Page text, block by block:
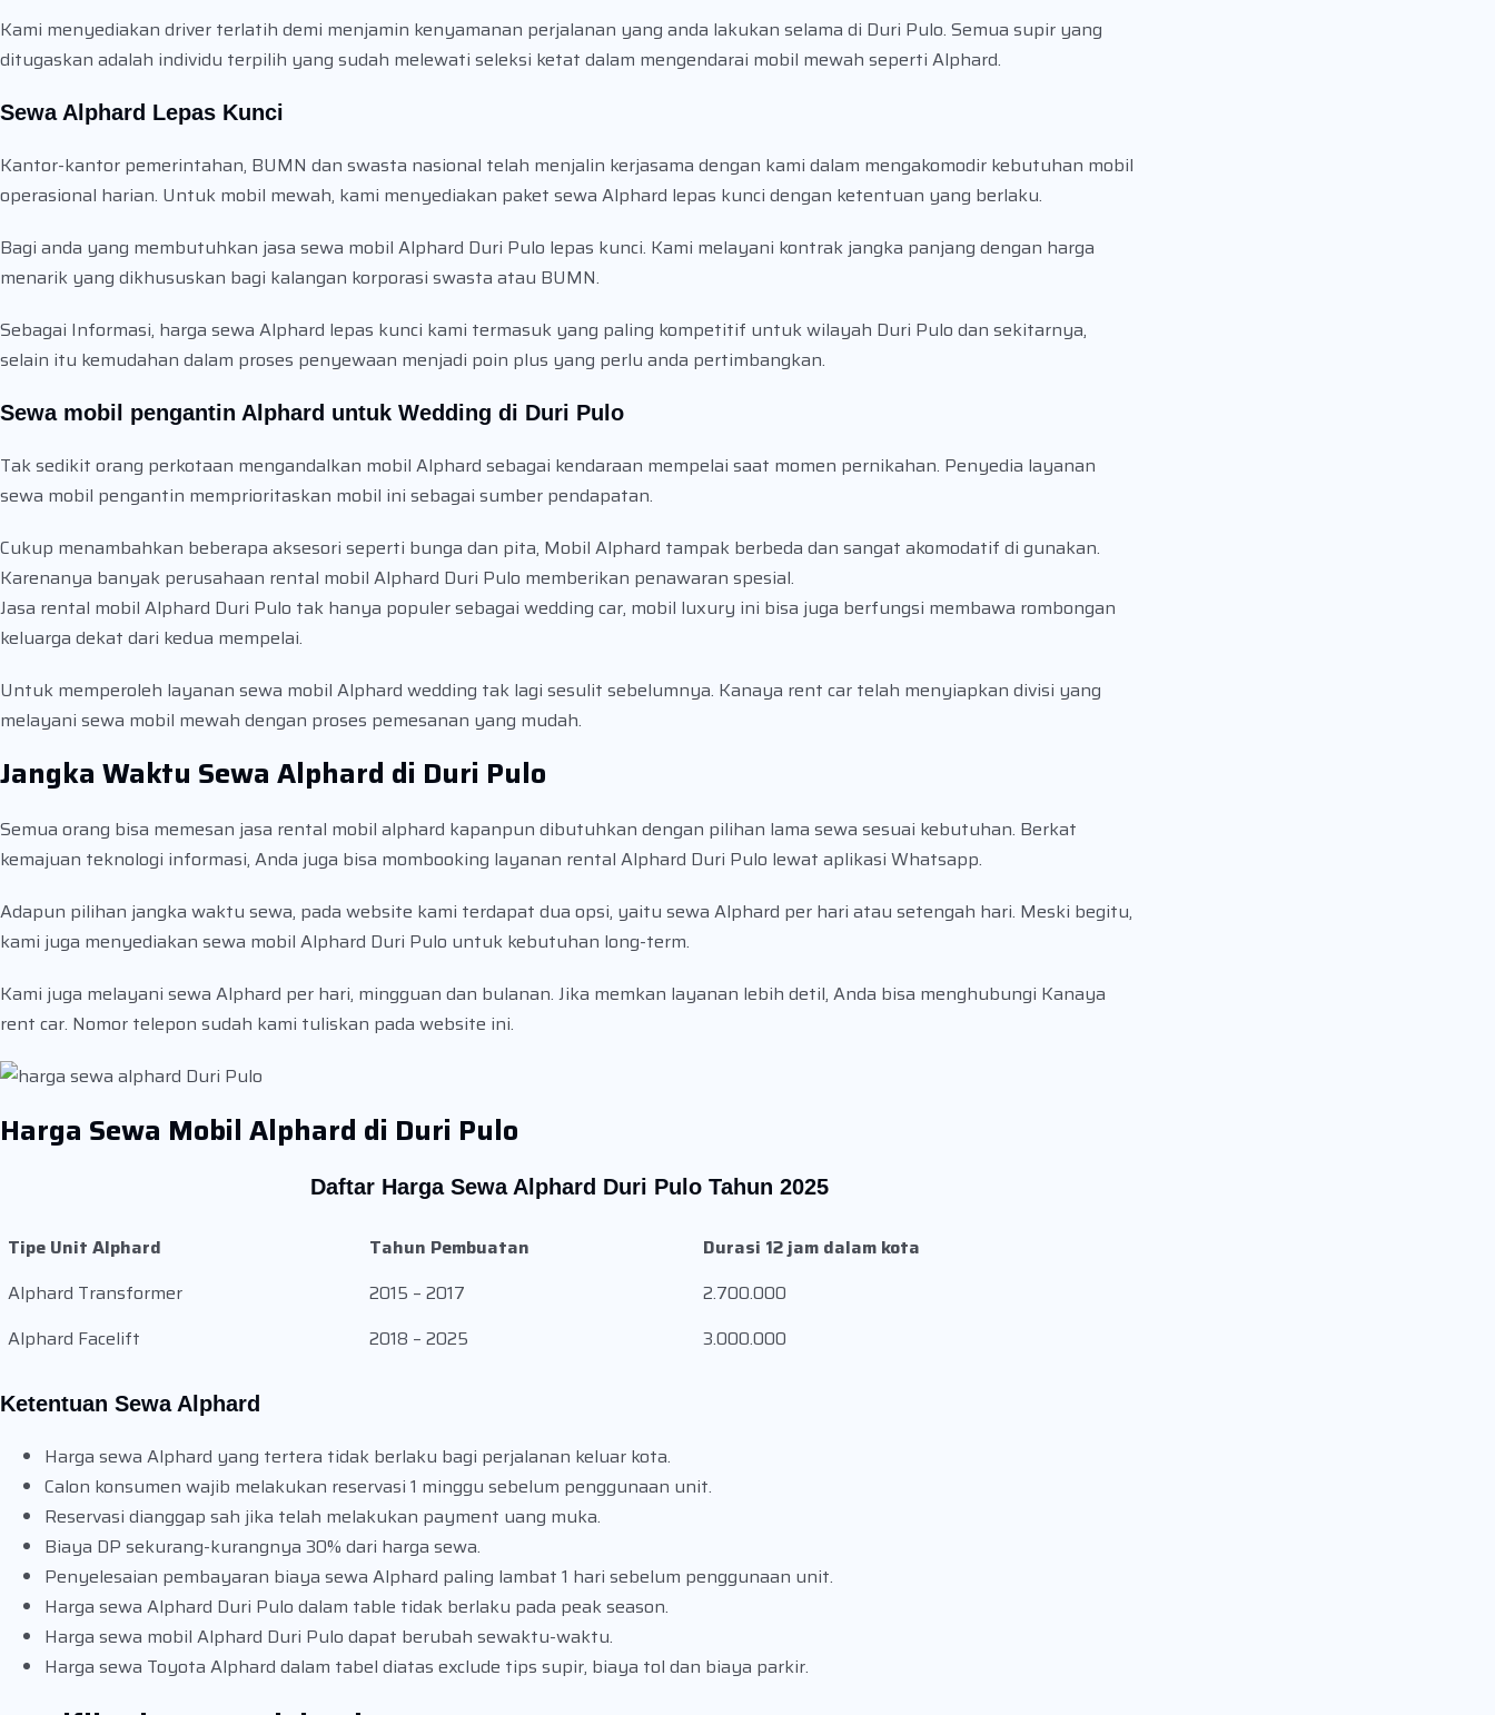
Kami menyediakan driver terlatih demi menjamin kenyamanan perjalanan yang anda lakukan selama di Duri Pulo. Semua supir yang
ditugaskan adalah individu terpilih yang sudah melewati seleksi ketat dalam mengendarai mobil mewah seperti Alphard.
Sewa Alphard Lepas Kunci
Kantor-kantor pemerintahan, BUMN dan swasta nasional telah menjalin kerjasama dengan kami dalam mengakomodir kebutuhan mobil
operasional harian. Untuk mobil mewah, kami menyediakan paket sewa Alphard lepas kunci dengan ketentuan yang berlaku.
Bagi anda yang membutuhkan jasa sewa mobil Alphard Duri Pulo lepas kunci. Kami melayani kontrak jangka panjang dengan harga
menarik yang dikhususkan bagi kalangan korporasi swasta atau BUMN.
Sebagai Informasi, harga sewa Alphard lepas kunci kami termasuk yang paling kompetitif untuk wilayah Duri Pulo dan sekitarnya,
selain itu kemudahan dalam proses penyewaan menjadi poin plus yang perlu anda pertimbangkan.
Sewa mobil pengantin Alphard untuk Wedding di Duri Pulo
Tak sedikit orang perkotaan mengandalkan mobil Alphard sebagai kendaraan mempelai saat momen pernikahan. Penyedia layanan
sewa mobil pengantin memprioritaskan mobil ini sebagai sumber pendapatan.
Cukup menambahkan beberapa aksesori seperti bunga dan pita, Mobil Alphard tampak berbeda dan sangat akomodatif di gunakan.
Karenanya banyak perusahaan rental mobil Alphard Duri Pulo memberikan penawaran spesial.
Jasa rental mobil Alphard Duri Pulo tak hanya populer sebagai wedding car, mobil luxury ini bisa juga berfungsi membawa rombongan
keluarga dekat dari kedua mempelai.
Untuk memperoleh layanan sewa mobil Alphard wedding tak lagi sesulit sebelumnya. Kanaya rent car telah menyiapkan divisi yang
melayani sewa mobil mewah dengan proses pemesanan yang mudah.
Jangka Waktu Sewa Alphard di Duri Pulo
Semua orang bisa memesan jasa rental mobil alphard kapanpun dibutuhkan dengan pilihan lama sewa sesuai kebutuhan. Berkat
kemajuan teknologi informasi, Anda juga bisa mombooking layanan rental Alphard Duri Pulo lewat aplikasi Whatsapp.
Adapun pilihan jangka waktu sewa, pada website kami terdapat dua opsi, yaitu sewa Alphard per hari atau setengah hari. Meski begitu,
kami juga menyediakan sewa mobil Alphard Duri Pulo untuk kebutuhan long-term.
Kami juga melayani sewa Alphard per hari, mingguan dan bulanan. Jika memkan layanan lebih detil, Anda bisa menghubungi Kanaya
rent car. Nomor telepon sudah kami tuliskan pada website ini.
Harga Sewa Mobil Alphard di Duri Pulo
Daftar Harga Sewa Alphard Duri Pulo Tahun 2025
Tipe Unit Alphard Tahun Pembuatan
Durasi 12 jam dalam kota
Alphard Transformer
2015 – 2017
2.700.000
Alphard Facelift
2018 – 2025 3.000.000
Ketentuan Sewa Alphard
Harga sewa Alphard yang tertera tidak berlaku bagi perjalanan keluar kota.
Calon konsumen wajib melakukan reservasi 1 minggu sebelum penggunaan unit.
Reservasi dianggap sah jika telah melakukan payment uang muka.
Biaya DP sekurang-kurangnya 30% dari harga sewa.
Penyelesaian pembayaran biaya sewa Alphard paling lambat 1 hari sebelum penggunaan unit.
Harga sewa Alphard Duri Pulo dalam table tidak berlaku pada peak season.
Harga sewa mobil Alphard Duri Pulo dapat berubah sewaktu-waktu.
Harga sewa Toyota Alphard dalam tabel diatas exclude tips supir, biaya tol dan biaya parkir.